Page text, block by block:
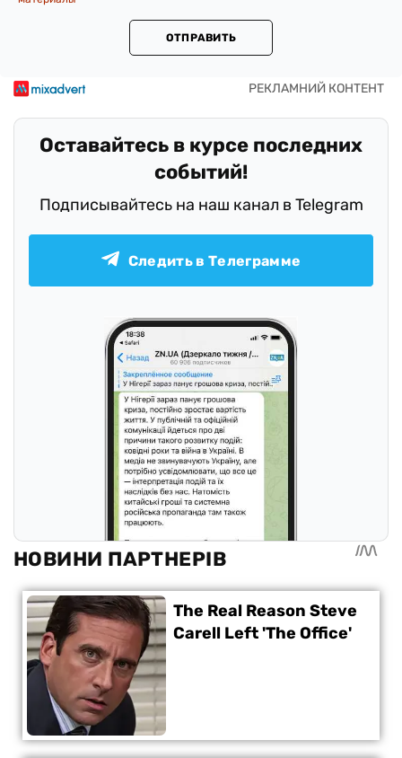
ОТПРАВИТЬ
Оставайтесь в курсе последних
событий!
Подписывайтесь на наш канал в Telegram
Следить в Телеграмме